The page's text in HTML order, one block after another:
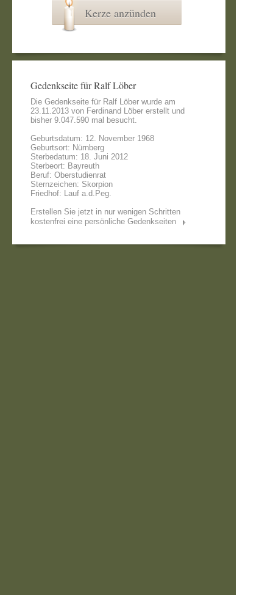
Kerze anzünden
Gedenkseite für Ralf Löber
Die Gedenkseite für Ralf Löber wurde am
23.11.2013 von Ferdinand Löber erstellt und
bisher 9.047.590 mal besucht.
Geburtsdatum: 12. November 1968
Geburtsort: Nürnberg
Sterbedatum: 18. Juni 2012
Sterbeort: Bayreuth
Beruf: Oberstudienrat
Sternzeichen: Skorpion
Friedhof: Lauf a.d.Peg.
Erstellen Sie jetzt in nur wenigen Schritten
kostenfrei eine persönliche Gedenkseiten